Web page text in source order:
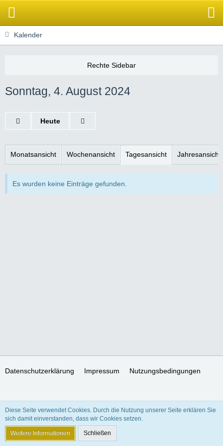
Kalender
Sonntag, 4. August 2024
Heute
Monatsansicht Wochenansicht Tagesansicht Jahresansicht
Es wurden keine Einträge gefunden.
Datenschutzerklärung Impressum Nutzungsbedingungen
Stil:Freedom of Life, erstellt von
Community-Software:WoltLab Suite™ 5.3.24
Diese Seite verwendet Cookies. Durch die Nutzung unserer Seite erklären Sie
sich damit einverstanden, dass wir Cookies setzen.
Weitere Informationen Schließen